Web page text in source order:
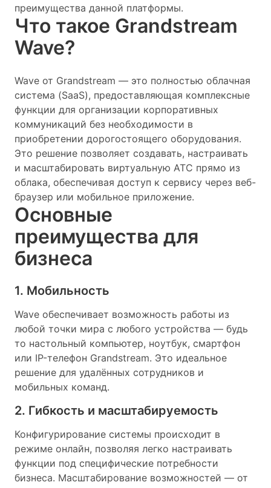
преимущества данной платформы.
Что такое Grandstream
Wave?
Wave от Grandstream — это полностью облачная
система (SaaS), предоставляющая комплексные
функции для организации корпоративных
коммуникаций без необходимости в
приобретении дорогостоящего оборудования.
Это решение позволяет создавать, настраивать
и масштабировать виртуальную АТС прямо из
облака, обеспечивая доступ к сервису через веб-
браузер или мобильное приложение.
Основные
преимущества для
бизнеса
1. Мобильность
Wave обеспечивает возможность работы из
любой точки мира с любого устройства — будь
то настольный компьютер, ноутбук, смартфон
или IP-телефон Grandstream. Это идеальное
решение для удалённых сотрудников и
мобильных команд.
2. Гибкость и масштабируемость
Конфигурирование системы происходит в
режиме онлайн, позволяя легко настраивать
функции под специфические потребности
бизнеса. Масштабирование возможностей — от